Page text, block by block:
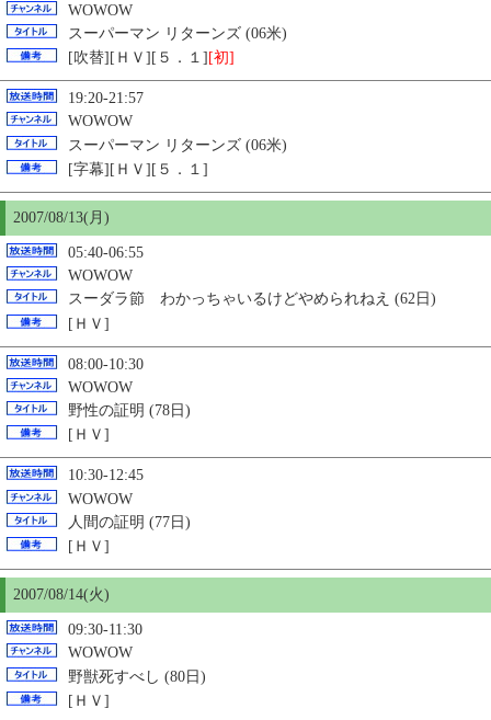
WOWOW
スーパーマン リターンズ (06米)
[吹替][ＨＶ][５．１] [初]
19:20-21:57
WOWOW
スーパーマン リターンズ (06米)
[字幕][ＨＶ][５．１]
2007/08/13(月)
05:40-06:55
WOWOW
スーダラ節 わかっちゃいるけどやめられねえ (62日)
[ＨＶ]
08:00-10:30
WOWOW
野性の証明 (78日)
[ＨＶ]
10:30-12:45
WOWOW
人間の証明 (77日)
[ＨＶ]
2007/08/14(火)
09:30-11:30
WOWOW
野獣死すべし (80日)
[ＨＶ]